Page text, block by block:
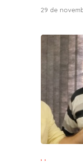
29 de